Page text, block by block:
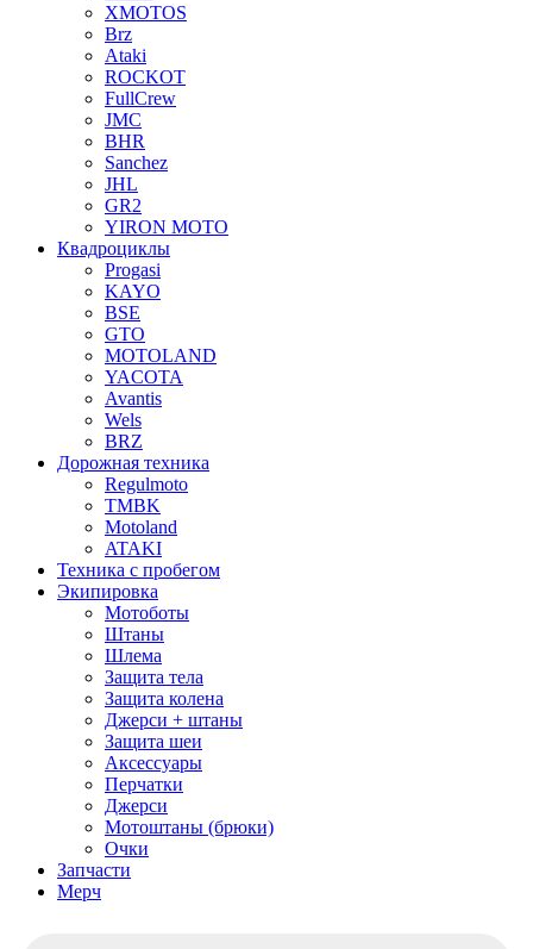
XMOTOS
Brz
Ataki
ROCKOT
FullCrew
JMC
BHR
Sanchez
JHL
GR2
YIRON MOTO
Квадроциклы
Progasi
KAYO
BSE
GTO
MOTOLAND
YACOTA
Avantis
Wels
BRZ
Дорожная техника
Regulmoto
TMBK
Motoland
ATAKI
Техника с пробегом
Экипировка
Мотоботы
Штаны
Шлема
Защита тела
Защита колена
Джерси + штаны
Защита шеи
Аксессуары
Перчатки
Джерси
Мотоштаны (брюки)
Очки
Запчасти
Мерч